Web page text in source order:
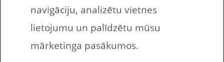
Trešdiena
Wednesday
Ceturtdiena
Thursday
navigāciju, analizētu vietnes
lietojumu un palīdzētu mūsu
mārketinga pasākumos.